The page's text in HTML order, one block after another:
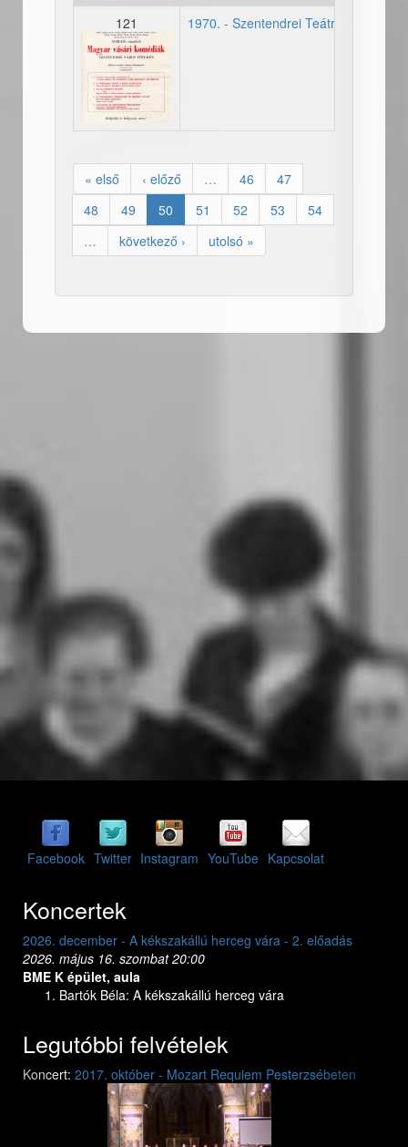
121 1970. - Szentendrei Teátrum - Első
« első ‹ előző … 46
47
48
49 50 51 52 53
54
…
következő › utolsó »
Facebook Twitter Instagram YouTube Kapcsolat
Koncertek
2026. december - A kékszakállú herceg vára - 2. előadás
2026. május 16. szombat 20:00
BME K épület, aula
Bartók Béla: A kékszakállú herceg vára
Legutóbbi felvételek
Koncert: 2017. október - Mozart Requiem Pesterzsébeten
Mozart: Requiem
Mozart: Requiem
Previous Next